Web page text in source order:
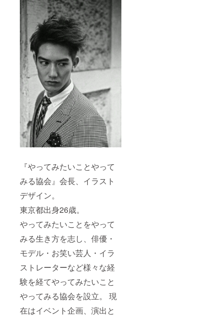
『やってみたいことやって
みる協会』会長、イラスト
デザイン。
東京都出身26歳。
やってみたいことをやって
みる生き方を志し、俳優・
モデル・お笑い芸人・イラ
ストレーターなど様々な経
験を経てやってみたいこと
やってみる協会を設立。 現
在はイベント企画、演出と